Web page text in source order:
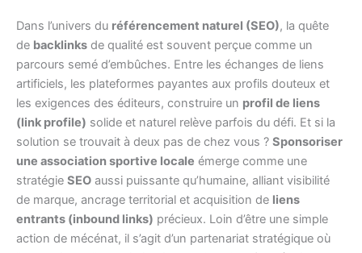
Dans l’univers du référencement naturel (SEO), la quête
de backlinks de qualité est souvent perçue comme un
parcours semé d’embûches. Entre les échanges de liens
artificiels, les plateformes payantes aux profils douteux et
les exigences des éditeurs, construire un profil de liens
(link profile) solide et naturel relève parfois du défi. Et si la
solution se trouvait à deux pas de chez vous ? Sponsoriser
une association sportive locale émerge comme une
stratégie SEO aussi puissante qu’humaine, alliant visibilité
de marque, ancrage territorial et acquisition de liens
entrants (inbound links) précieux. Loin d’être une simple
action de mécénat, il s’agit d’un partenariat stratégique où